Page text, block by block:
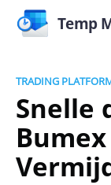
Temp
TRADING
Snelle